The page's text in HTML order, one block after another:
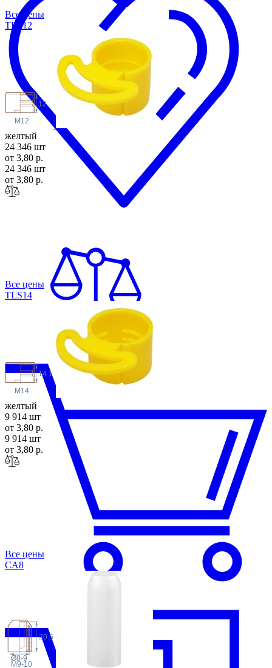
Все цены
TLS12
12
M12
желтый
24 346 шт
от 3,80 р.
24 346 шт
от 3,80 р.
Все цены
TLS14
14.1
M14
желтый
9 914 шт
от 3,80 р.
9 914 шт
от 3,80 р.
Все цены
CA8
Ø8-9
20.5
M9-10